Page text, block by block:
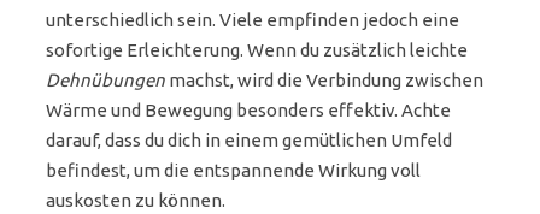
unterschiedlich sein. Viele empfinden jedoch eine
sofortige Erleichterung. Wenn du zusätzlich leichte
Dehnübungen machst, wird die Verbindung zwischen
Wärme und Bewegung besonders effektiv. Achte
darauf, dass du dich in einem gemütlichen Umfeld
befindest, um die entspannende Wirkung voll
auskosten zu können.